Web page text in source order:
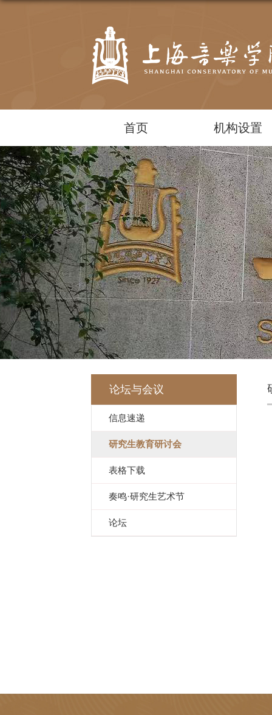
首页 机构设置
论坛与会议
信息速递
研究生教育研讨会
表格下载
奏鸣·研究生艺术节
论坛